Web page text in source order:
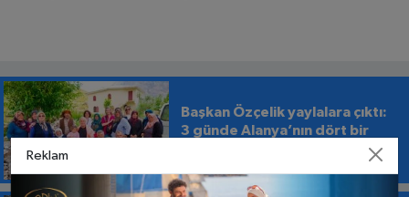
Başkan Özçelik yaylalara çıktı:
3 günde Alanya’nın dört bir
Reklam